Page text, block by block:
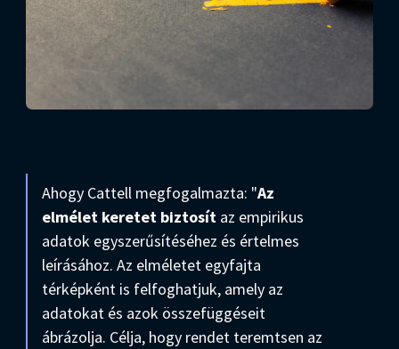
Ahogy Cattell megfogalmazta: "Az
elmélet keretet biztosít az empirikus
adatok egyszerűsítéséhez és értelmes
leírásához. Az elméletet egyfajta
térképként is felfoghatjuk, amely az
adatokat és azok összefüggéseit
ábrázolja. Célja, hogy rendet teremtsen az